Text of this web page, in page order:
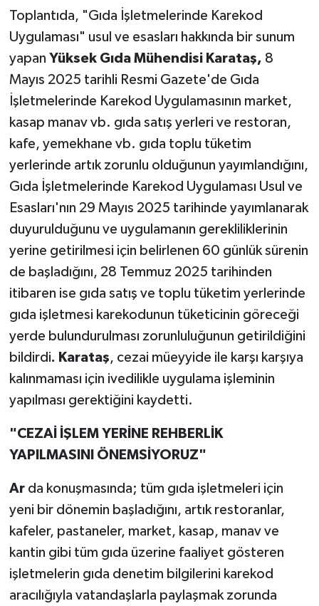
Toplantıda, "Gıda İşletmelerinde Karekod
Uygulaması" usul ve esasları hakkında bir sunum
yapan Yüksek Gıda Mühendisi Karataş,
8
Mayıs 2025 tarihli Resmi Gazete'de Gıda
İşletmelerinde Karekod Uygulamasının market,
kasap manav vb. gıda satış yerleri ve restoran,
kafe, yemekhane vb. gıda toplu tüketim
yerlerinde artık zorunlu olduğunun yayımlandığını,
Gıda İşletmelerinde Karekod Uygulaması Usul ve
Esasları'nın 29 Mayıs 2025 tarihinde yayımlanarak
duyurulduğunu ve uygulamanın gerekliliklerinin
yerine getirilmesi için belirlenen 60 günlük sürenin
de başladığını, 28 Temmuz 2025 tarihinden
itibaren ise gıda satış ve toplu tüketim yerlerinde
gıda işletmesi karekodunun tüketicinin göreceği
yerde bulundurulması zorunluluğunun getirildiğini
bildirdi . Karataş , cezai müeyyide ile karşı karşıya
kalınmaması için ivedilikle uygulama işleminin
yapılması gerektiğini kaydetti.
"CEZAİ İŞLEM YERİNE REHBERLİK
YAPILMASINI ÖNEMSİYORUZ"
Arda konuşmasında; tüm gıda işletmeleri için
yeni bir dönemin başladığını, artık restoranlar,
kafeler, pastaneler, market, kasap, manav ve
kantin gibi tüm gıda üzerine faaliyet gösteren
işletmelerin gıda denetim bilgilerini karekod
aracılığıyla vatandaşlarla paylaşmak zorunda